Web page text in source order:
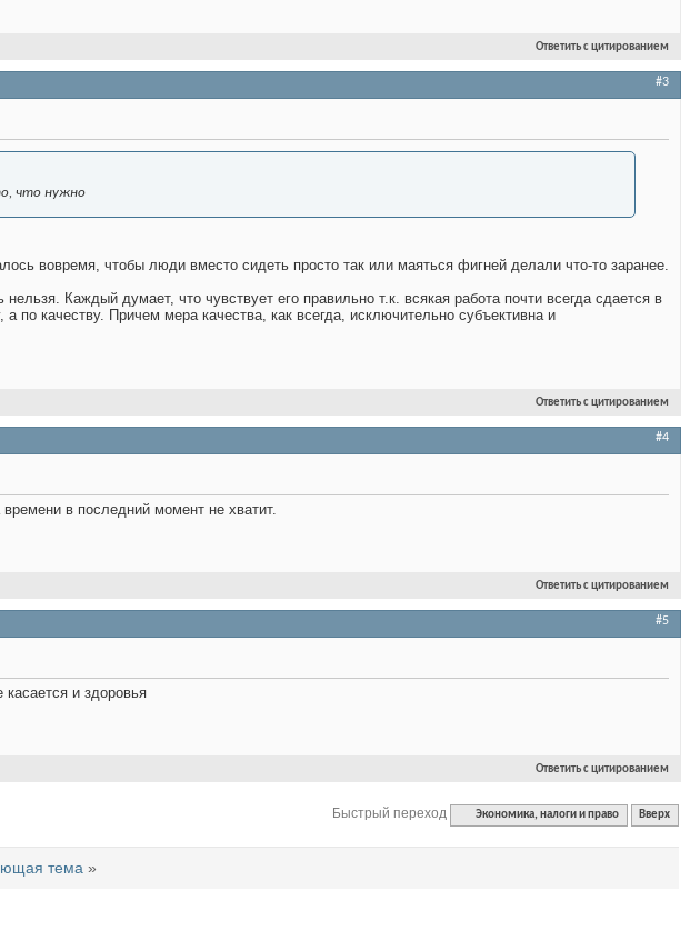
Ответить с цитированием
#3
что нужно
вовремя, чтобы люди вместо сидеть просто так или маяться фигней делали что-то заранее.
Каждый думает, что чувствует его правильно т.к. всякая работа почти всегда сдается в
а по качеству. Причем мера качества, как всегда, исключительно субъективна и
Ответить с цитированием
#4
в последний момент не хватит.
Ответить с цитированием
#5
и здоровья
Ответить с цитированием
Быстрый переход Экономика, налоги и право Вверх
тема »